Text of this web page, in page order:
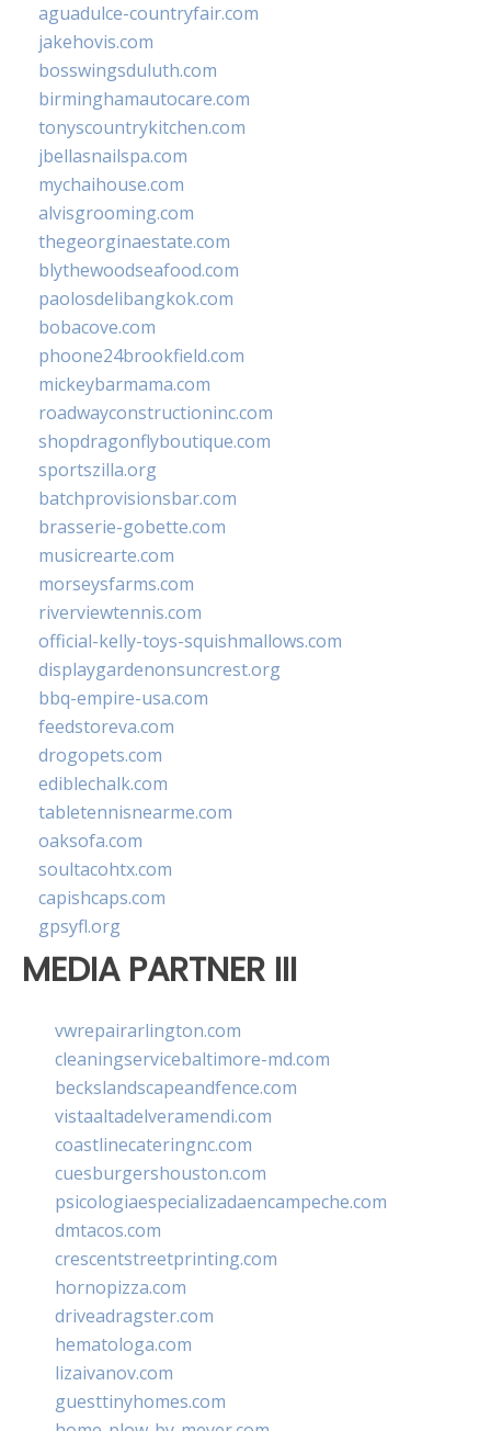
aguadulce-countryfair.com
jakehovis.com
bosswingsduluth.com
birminghamautocare.com
tonyscountrykitchen.com
jbellasnailspa.com
mychaihouse.com
alvisgrooming.com
thegeorginaestate.com
blythewoodseafood.com
paolosdelibangkok.com
bobacove.com
phoone24brookfield.com
mickeybarmama.com
roadwayconstructioninc.com
shopdragonflyboutique.com
sportszilla.org
batchprovisionsbar.com
brasserie-gobette.com
musicrearte.com
morseysfarms.com
riverviewtennis.com
official-kelly-toys-squishmallows.com
displaygardenonsuncrest.org
bbq-empire-usa.com
feedstoreva.com
drogopets.com
ediblechalk.com
tabletennisnearme.com
oaksofa.com
soultacohtx.com
capishcaps.com
gpsyfl.org
MEDIA PARTNER III
vwrepairarlington.com
cleaningservicebaltimore-md.com
beckslandscapeandfence.com
vistaaltadelveramendi.com
coastlinecateringnc.com
cuesburgershouston.com
psicologiaespecializadaencampeche.com
dmtacos.com
crescentstreetprinting.com
hornopizza.com
driveadragster.com
hematologa.com
lizaivanov.com
guesttinyhomes.com